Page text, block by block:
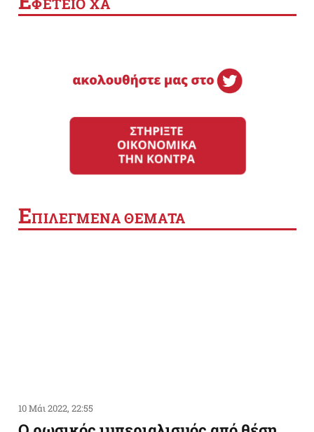
ΕΠΙΛΕΓΜΕΝΑ ΘΕΜΑΤΑ
10 Μάι 2022, 22:55